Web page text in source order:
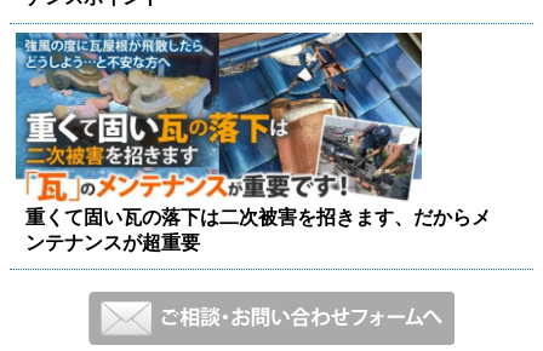
重くて固い瓦の落下は二次被害を招きます、だからメ
ンテナンスが超重要